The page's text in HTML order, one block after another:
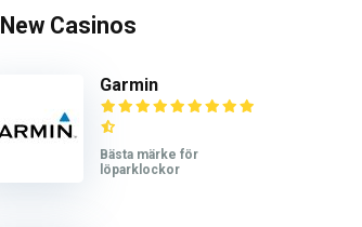
New Casinos
Garmin
Bästa märke för
löparklockor